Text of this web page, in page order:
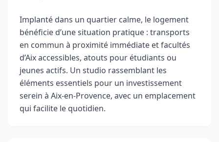
Implanté dans un quartier calme, le logement
bénéficie d’une situation pratique : transports
en commun à proximité immédiate et facultés
d’Aix accessibles, atouts pour étudiants ou
jeunes actifs. Un studio rassemblant les
éléments essentiels pour un investissement
serein à Aix-en-Provence, avec un emplacement
qui facilite le quotidien.